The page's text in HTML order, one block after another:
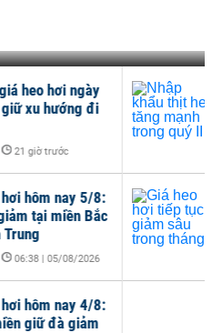
hơi ngày
hướng đi
trước
nay 5/8:
miền Bắc
| 05/08/2026
HÀNG
HÀNG
nay 4/8:
đà giảm